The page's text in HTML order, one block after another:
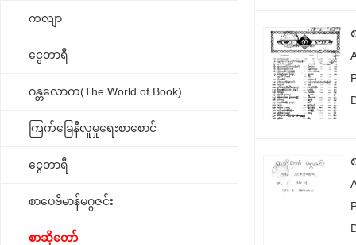
ကလျာ
ငွေတာရီ
ဂန္တလောက(The World of Book)
ကြက်ခြေနီလူမှုရေးစာစောင်
ငွေတာရီ
စာပေဗိမာန်မဂ္ဂဇင်း
စာဆိုတော်